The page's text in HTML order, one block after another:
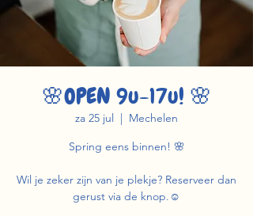
🌸OPEN 9u-17u! 🌸
za 25 jul
  |
Mechelen
Spring eens binnen! 🌸
Wil je zeker zijn van je plekje? Reserveer dan
gerust via de knop.☺️